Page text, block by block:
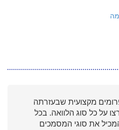
מקצועית שבעזרתה
על כל סוג הלוואה. בכל
את סוגי המסמכים